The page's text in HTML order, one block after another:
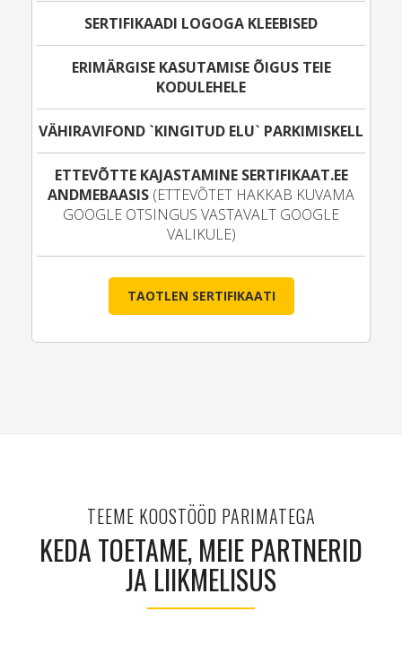
SERTIFIKAADI LOGOGA KLEEBISED
ERIMÄRGISE KASUTAMISE ÕIGUS TEIE
KODULEHELE
VÄHIRAVIFOND `KINGITUD ELU` PARKIMISKELL
ETTEVÕTTE KAJASTAMINE SERTIFIKAAT.EE
ANDMEBAASIS (ETTEVÕTET HAKKAB KUVAMA
GOOGLE OTSINGUS VASTAVALT GOOGLE
VALIKULE)
TAOTLEN SERTIFIKAATI
TEEME KOOSTÖÖD PARIMATEGA
KEDA TOETAME, MEIE PARTNERID
JA LIIKMELISUS